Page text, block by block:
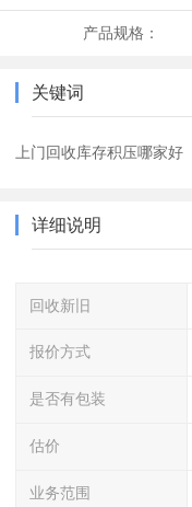
产品规格：
关键词
上门回收库存积压哪家好
详细说明
回收新旧
报价方式
是否有包装
估价
业务范围